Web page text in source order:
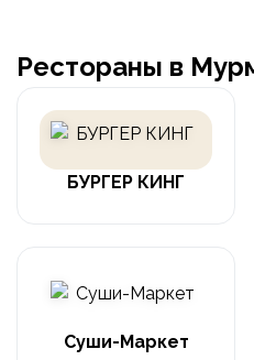
Рестораны в
БУРГЕР КИНГ
Суши-Маркет